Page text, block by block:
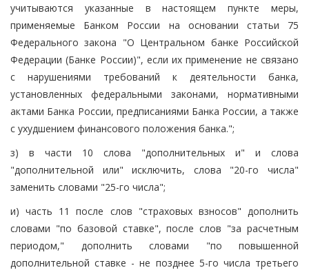
учитываются указанные в настоящем пункте меры,
применяемые Банком России на основании статьи 75
Федерального закона "О Центральном банке Российской
Федерации (Банке России)", если их применение не связано
с нарушениями требований к деятельности банка,
установленных федеральными законами, нормативными
актами Банка России, предписаниями Банка России, а также
с ухудшением финансового положения банка.";
з) в части 10 слова "дополнительных и" и слова
"дополнительной или" исключить, слова "20-го числа"
заменить словами "25-го числа";
и) часть 11 после слов "страховых взносов" дополнить
словами "по базовой ставке", после слов "за расчетным
периодом," дополнить словами "по повышенной
дополнительной ставке - не позднее 5-го числа третьего